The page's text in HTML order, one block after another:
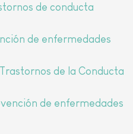
de conducta
de enfermedades
de la Conducta
de enfermedades